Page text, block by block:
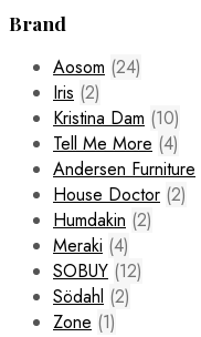
Brand
Aosom (24)
Iris (2)
Kristina Dam (10)
Tell Me More (4)
Andersen Furniture
House Doctor (2)
Humdakin (2)
Meraki (4)
SOBUY (12)
Södahl (2)
Zone (1)